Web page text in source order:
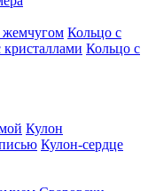
жемчугом Кольцо с
кристаллами Кольцо с
Кулон
Кулон-сердце